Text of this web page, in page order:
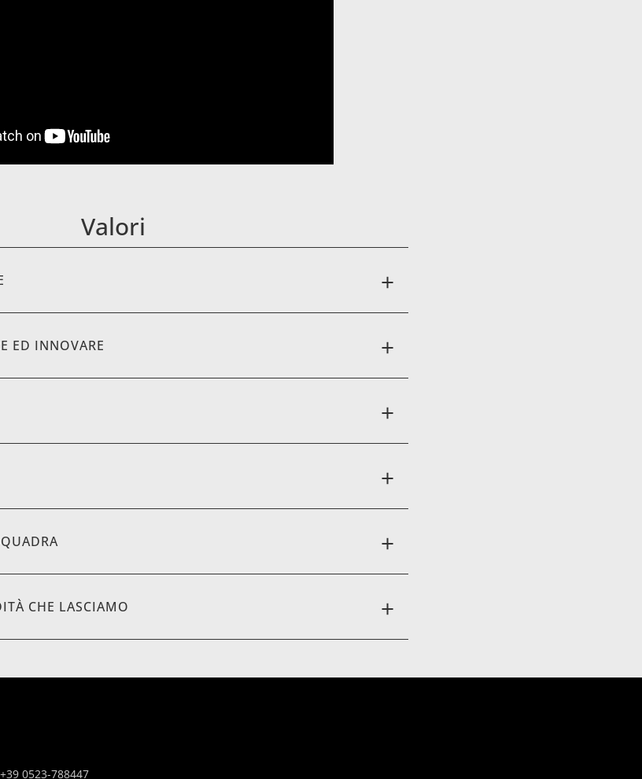
Valori
ED INNOVARE
CHE LASCIAMO
0523-788447